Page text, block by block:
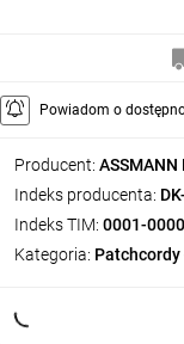
Producent: ASSMANN
Indeks producenta:
Indeks TIM: 0001-
Kategoria:
Powiadom o